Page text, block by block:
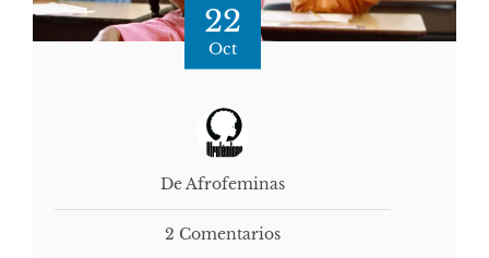
22
Oct
De Afrofeminas
2 Comentarios